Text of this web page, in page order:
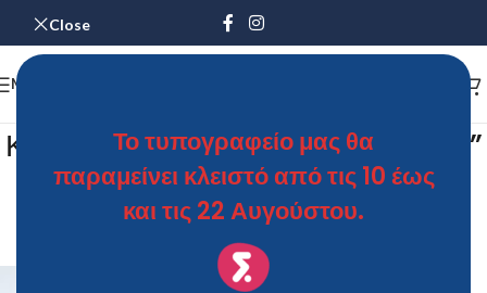
Close
Το τυπογραφείο μας θα
παραμείνει κλειστό από τις 10 έως
και τις 22 Αυγούστου.
MENU
Κούπα “η Λισάφ και το Τσαμουράκ”
back
Dimitrios MyrotisOn 9 Ιουλίου 2026